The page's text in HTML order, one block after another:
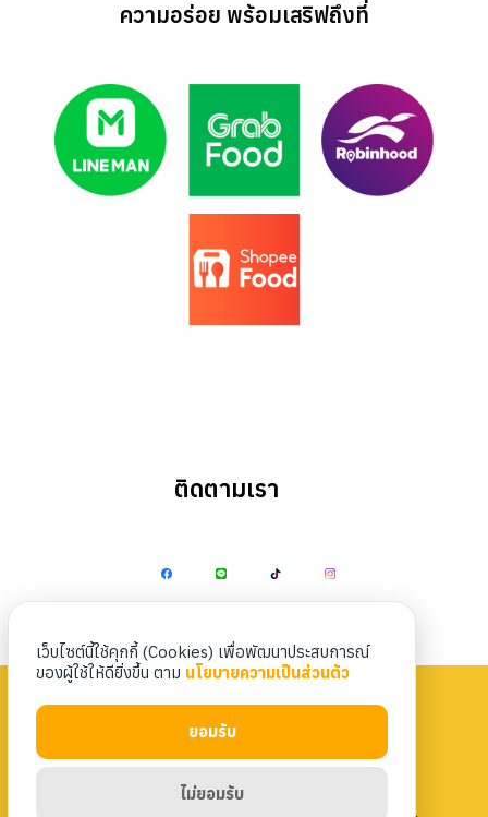
ความอร่อย พร้อมเสริฟถึงที่
ติดตามเรา
Privacy Policy |Terms & Conditions
เว็บไซต์นี้ใช้คุกกี้ (Cookies) เพื่อพัฒนาประสบการณ์
ของผู้ใช้ให้ดียิ่งขึ้น ตาม นโยบายความเป็นส่วนตัว
ยอมรับ
ไม่ยอมรับ